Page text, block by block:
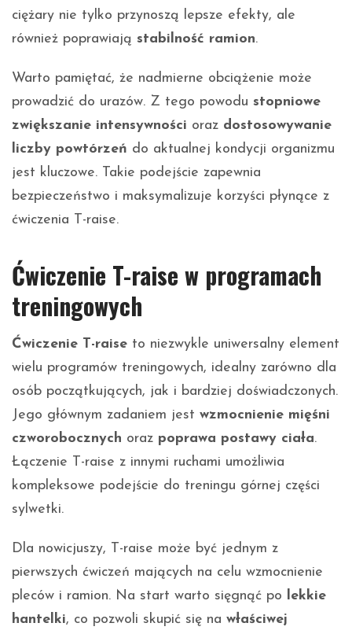
ciężary nie tylko przynoszą lepsze efekty, ale
również poprawiają stabilność ramion.
Warto pamiętać, że nadmierne obciążenie może
prowadzić do urazów. Z tego powodu stopniowe
zwiększanie intensywności oraz dostosowywanie
liczby powtórzeń do aktualnej kondycji organizmu
jest kluczowe. Takie podejście zapewnia
bezpieczeństwo i maksymalizuje korzyści płynące z
ćwiczenia T-raise.
Ćwiczenie T-raise w programach
treningowych
Ćwiczenie T-raise to niezwykle uniwersalny element
wielu programów treningowych, idealny zarówno dla
osób początkujących, jak i bardziej doświadczonych.
Jego głównym zadaniem jest wzmocnienie mięśni
czworobocznych oraz poprawa postawy ciała.
Łączenie T-raise z innymi ruchami umożliwia
kompleksowe podejście do treningu górnej części
sylwetki.
Dla nowicjuszy, T-raise może być jednym z
pierwszych ćwiczeń mających na celu wzmocnienie
pleców i ramion. Na start warto sięgnąć po lekkie
hantelki, co pozwoli skupić się na właściwej